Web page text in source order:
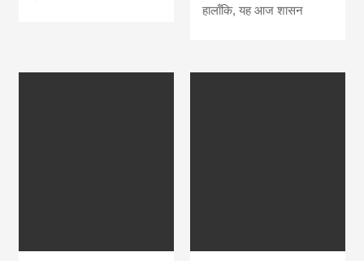
हालाँकि, यह आज शासन